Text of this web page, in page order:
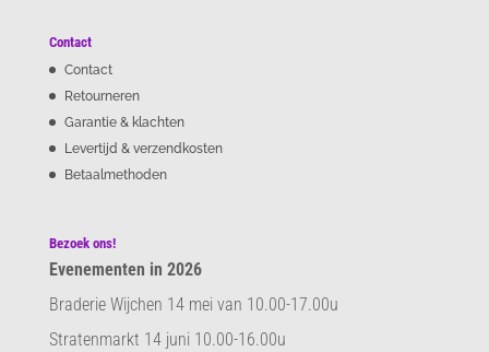
Contact
Contact
Retourneren
Garantie & klachten
Levertijd & verzendkosten
Betaalmethoden
Bezoek ons!
Evenementen in 2026
Braderie Wijchen 14 mei van 10.00-17.00u
Stratenmarkt 14 juni 10.00-16.00u